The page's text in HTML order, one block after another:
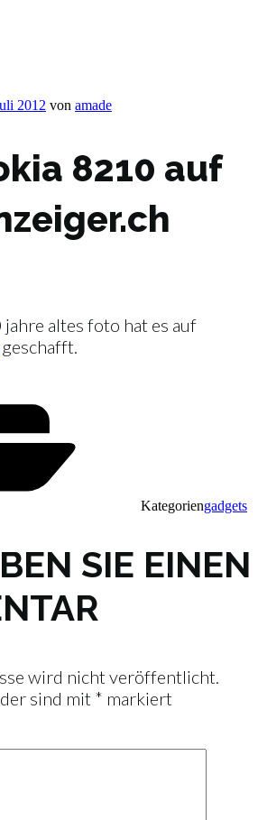
2012 von amade
8210 auf
altes foto hat es auf
geschafft.
Kategoriengadgets
SIE EINEN
wird nicht veröffentlicht.
sind mit * markiert